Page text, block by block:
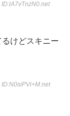
ID:lA7vTnzN0.net
けどスキニー
ID:N0siPVi+M.net